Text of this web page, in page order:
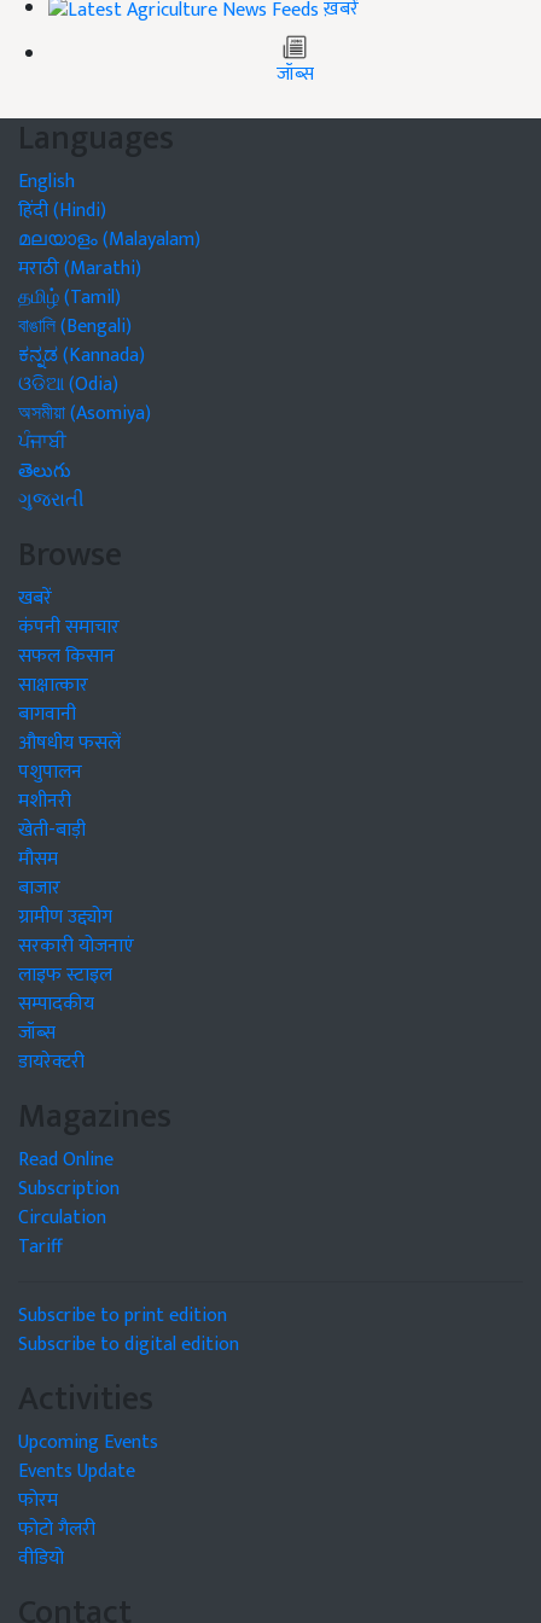
ख़बरें
जॉब्स
Languages
English
हिंदी (Hindi)
മലയാളം (Malayalam)
मराठी (Marathi)
தமிழ் (Tamil)
বাঙালি (Bengali)
ಕನ್ನಡ (Kannada)
ଓଡିଆ (Odia)
অসমীয়া (Asomiya)
ਪੰਜਾਬੀ
తెలుగు
ગુજરાતી
Browse
खबरें
कंपनी समाचार
सफल किसान
साक्षात्कार
बागवानी
औषधीय फसलें
पशुपालन
मशीनरी
खेती-बाड़ी
मौसम
बाजार
ग्रामीण उद्द्योग
सरकारी योजनाएं
लाइफ स्टाइल
सम्पादकीय
जॉब्स
डायरेक्टरी
Magazines
Read Online
Subscription
Circulation
Tariff
Subscribe to print edition
Subscribe to digital edition
Activities
Upcoming Events
Events Update
फोरम
फोटो गैलरी
वीडियो